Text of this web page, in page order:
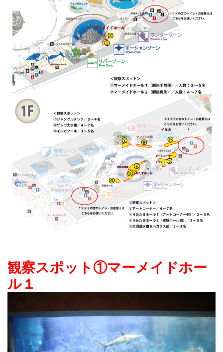
観察スポット①マーメイドホー
ル１